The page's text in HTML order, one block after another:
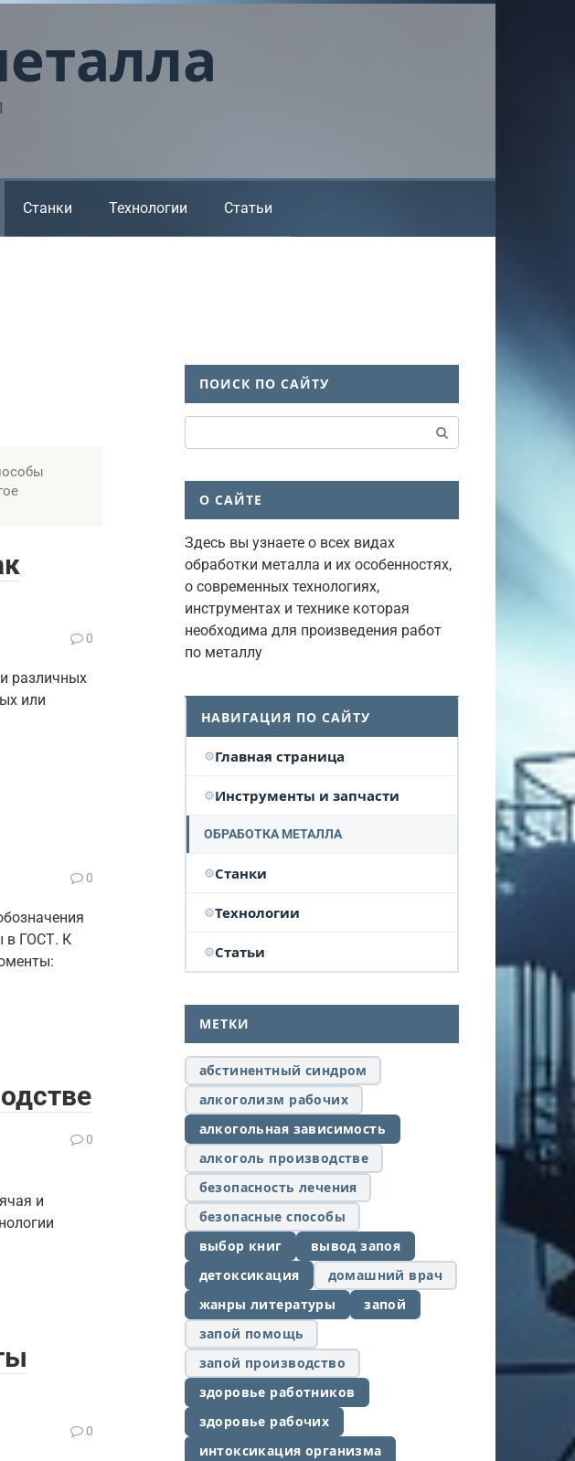
Станки Технологии Статьи
0
различных
или
0
в ГОСТ. К
0
и
0
ПОИСК ПО САЙТУ
О САЙТЕ
Здесь вы узнаете о всех видах
обработки металла и их особенностях,
о современных технологиях,
инструментах и технике которая
необходима для произведения работ
по металлу
НАВИГАЦИЯ ПО САЙТУ
Главная страница
Инструменты и запчасти
ОБРАБОТКА МЕТАЛЛА
Станки
Технологии
Статьи
МЕТКИ
абстинентный синдром
алкоголизм рабочих
алкогольная зависимость
алкоголь производстве
безопасность лечения
безопасные способы
выбор книг
вывод запоя
детоксикация
домашний врач
жанры литературы
запой
запой помощь
запой производство
здоровье работников
здоровье рабочих
интоксикация организма